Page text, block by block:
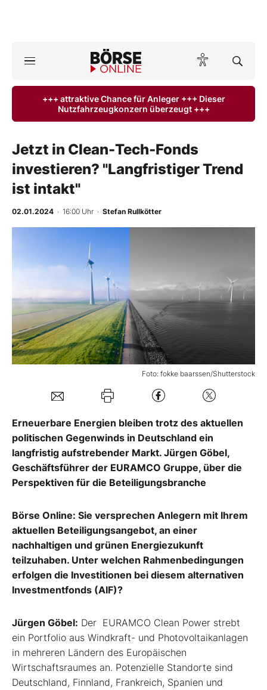
Anlageprodukte
Finanz-Check
Abo & Shop
Experten
Mein Konto
Folgen Sie uns
+++ attraktive Chance für Anleger +++ Dieser
Nutzfahrzeugkonzern überzeugt +++
Jetzt in Clean-Tech-Fonds
investieren? "Langfristiger Trend
ist intakt"
02.01.2024 · 16:00 Uhr · Stefan Rullkötter
Foto: fokke baarssen/Shutterstock
Erneuerbare Energien bleiben trotz des aktuellen
politischen Gegenwinds in Deutschland ein
langfristig aufstrebender Markt. Jürgen Göbel,
Geschäftsführer der EURAMCO Gruppe, über die
Perspektiven für die Beteiligungsbranche
Börse Online: Sie versprechen Anlegern mit Ihrem
aktuellen Beteiligungsangebot, an einer
nachhaltigen und grünen Energiezukunft
teilzuhaben. Unter welchen Rahmenbedingungen
erfolgen die Investitionen bei diesem alternativen
Investmentfonds (AIF)?
Jürgen Göbel: Der EURAMCO Clean Power strebt
ein Portfolio aus Windkraft- und Photovoltaikanlagen
in mehreren Ländern des Europäischen
Wirtschaftsraumes an. Potenzielle Standorte sind
Deutschland, Finnland, Frankreich, Spanien und